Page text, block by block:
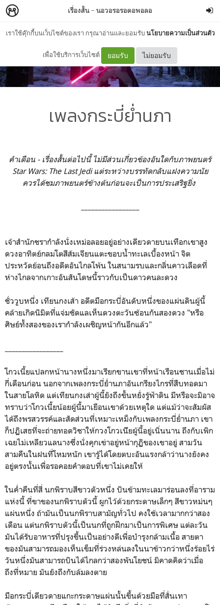
เราใช้คุ๊กกี้บนเว็บไซต์ของเรา กรุณาอ่านและยอมรับนโยบายความเป็นส่วนตัว
เพื่อใช้บริการเว็บไซต์ ยอมรับ ไม่ยอมรับ
เรื่องสั้น – นอวอรอรอตอพอลอ
เพลงกระบี่ย่ำนภา
คำเตือน - เรื่องสั้นต่อไปนี้ ไม่มีส่วนเกี่ยวข้องอันใดกับภาพยนตร์
Star Wars: The Last Jedi แต่ระหว่างบรรทัดกลับแฝงความนัย
ควรได้ชมภาพยนตร์ข้างต้นก่อนจะเป็นการประเสริฐยิ่ง
เจ้าสำนักชรากำลังนั่งเหม่อลอยอยู่อย่างเดียวดายบนเทือกเขาสูง
ดวงอาทิตย์กลมโตสีส้มเจียนแตะขอบน้ำทะเลเบื้องหน้า จิต
ประหวัดย้อนถึงอดีตอันไกลโพ้น ในสนามรบและกลิ่นคาวเลือดที่
ห่างไกลจากเกาะอันสันโดษนี้ราวกับเป็นดาวคนละดวง
ชั่ววูบหนึ่ง เทียนกงเส้า อดีตมือกระบี่อันดับหนึ่งของแผ่นดินผู้นี้
คล้ายเกิดนิมิตที่แจ่มชัดแลเห็นดวงตะวันซ้อนกันสองดวง "หรือ
ศิษย์ทั้งสองของเรากำลังเผชิญหน้ากันอีกแล้ว"
โกวเนี้ยแปลกหน้านางหนึ่งมาเรียกขานเขาที่หน้าเรือนชานเมื่อไม่
กี่เดือนก่อน นอกจากเพลงกระบี่ย่ำนภาอันเกรียงไกรที่สืบทอดมา
ในสายโลหิด แต่เทียนกงเส่าผู้นี้ยังถึงขั้นหยั่งรู้ฟ้าดิน มีหรือจะมิอาจ
ทราบว่าโกวเนี้ยน้อยผู้นี้มาเยือนเขาด้วยเหตุใด แต่แม้ว่าจะสัมผัส
ได้ถึงพรสวรรค์และสัดส่วนที่เหมาะเหม็งกับเพลงกระบี่ย่ำนภา เขา
ก็ปฏิเสธที่จะถ่ายทอดวิชาให้กวงโกวเน้ียผู้นี้อยู่เนิ่นนาน ถึงกับเพิก
เฉยไม่เหลียวแลนางซึ่งนั่งคุกเข่าอยู่หน้ากุฏิของเขาอยู่ สามวัน
สามคืนในฝนที่โหมหนัก เขารู้ได้โดยตบะอันแรงกล้าว่านางยังคง
อยู่ตรงนั้นเพื่อรอคอยคำตอบที่เขาไม่เคยให้
ในค่ำคืนที่สี่ นกพิราบสีขาวตัวหนึ่ง บินข้ามทะเลมาร่อนลงที่อาราม
แห่งนี้ ที่ขาของนกพิราบตัวนี้ ผูกไว้ด้วยกระดาษเล็กๆ สีขาวหม่นๆ
แผ่นหนึ่ง ถ้ามันเป็นนกพิราบสามัญทั่วไป คงใช้เวลามากกว่าสอง
เดือน แต่นกพิราบตัวนี้เป็นนกที่ถูกฝึกมาเป็นการพิเศษ แต่ละวัน
มันได้รับอาหารที่ปรุงขึ้นเป็นอย่างดีเพื่อบำรุงกล้ามเนื้อ สายตา
ของมันสามารถมองเห็นเข็มที่ร่วงหล่นลงในนาข้าวกว่าหนึ่งร้อยไร่
วันหนึ่งมันสามารถบินได้ไกลกว่าสองพันโยชน์ มิคาดคิดว่าเมื่อ
ถึงที่หมาย มันยังถึงกับล้มลงตาย
มือกระบี่เดียวดายแกะกระดาษแผ่นนั้นขึ้นด้วยมือที่สั่นเทา